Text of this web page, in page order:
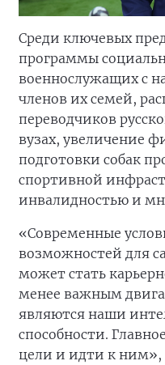
Среди ключевых
программы
военнослужащих с
членов их семей,
переводчиков
вузах, увеличение
подготовки собак
спортивной
инвалидностью и
«Современные
возможностей для
может стать
менее важным
являются наши
способности.
цели и идти к